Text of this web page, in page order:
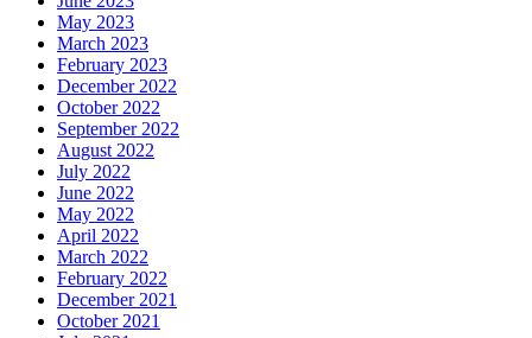
May 2023
March 2023
February 2023
December 2022
October 2022
September 2022
August 2022
July 2022
June 2022
May 2022
April 2022
March 2022
February 2022
December 2021
October 2021